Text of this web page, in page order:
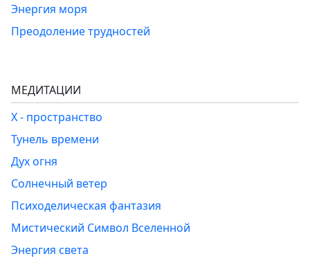
Энергия моря
Преодоление трудностей
МЕДИТАЦИИ
Х - пространство
Тунель времени
Дух огня
Солнечный ветер
Психоделическая фантазия
Мистический Символ Вселенной
Энергия света